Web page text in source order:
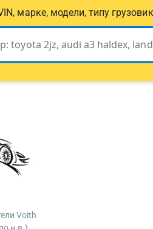
марке, модели, типу
Voith